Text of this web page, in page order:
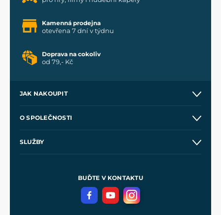
Kamenná prodejna
otevřena 7 dní v týdnu
Doprava na cokoliv
od 79,- Kč
JAK NAKOUPIT
Velkoobchod
O SPOLEČNOSTI
SLUŽBY
Meče pro Kingdom Come
BUĎTE V KONTAKTU